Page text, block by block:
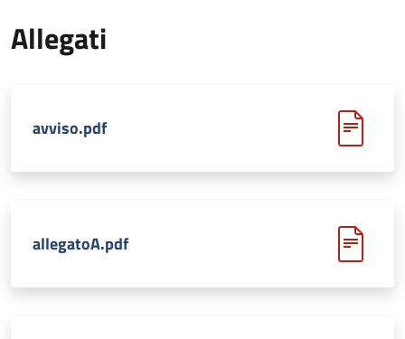
Allegati
avviso.pdf
allegatoA.pdf